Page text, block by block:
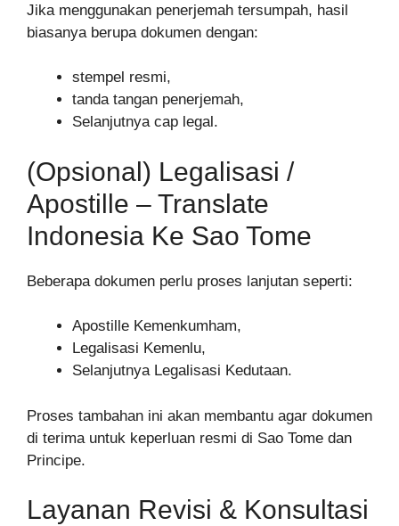
Jika menggunakan penerjemah tersumpah, hasil
biasanya berupa dokumen dengan:
stempel resmi,
tanda tangan penerjemah,
Selanjutnya cap legal.
(Opsional) Legalisasi /
Apostille – Translate
Indonesia Ke Sao Tome
Beberapa dokumen perlu proses lanjutan seperti:
Apostille Kemenkumham,
Legalisasi Kemenlu,
Selanjutnya Legalisasi Kedutaan.
Proses tambahan ini akan membantu agar dokumen
di terima untuk keperluan resmi di Sao Tome dan
Principe.
Layanan Revisi & Konsultasi